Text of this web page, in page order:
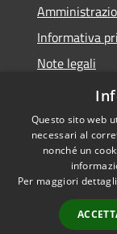
Informativa
Note legali
Accessibilità
Questo sito web
necessari al
nonché un
Per maggiori